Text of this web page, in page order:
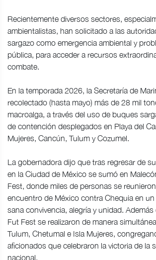
Recientemente diversos sectores,
ambientalistas, han solicitado a las
sargazo como emergencia ambiental y
pública, para acceder a recursos
combate.
En la temporada 2026, la Secretaría de
recolectado (hasta mayo) más de 28 mil
macroalga, a través del uso de buques
de contención desplegados en Playa del
Mujeres, Cancún, Tulum y Cozumel.
La gobernadora dijo que tras regresar de
en la Ciudad de México se sumó en
Fest, donde miles de personas se
encuentro de México contra Chequia en
sana convivencia, alegría y unidad.
Fut Fest se realizaron de manera
Tulum, Chetumal e Isla Mujeres,
aficionados que celebraron la victoria de la
nacional.